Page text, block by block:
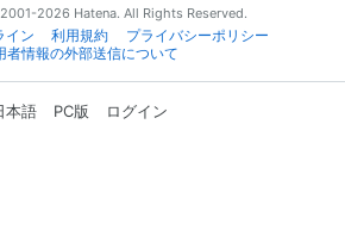
2026 Hatena. All Rights Reserved.
イン 利用規約
プライバシーポリシー
者情報の外部送信について
本語 PC版 ログイン